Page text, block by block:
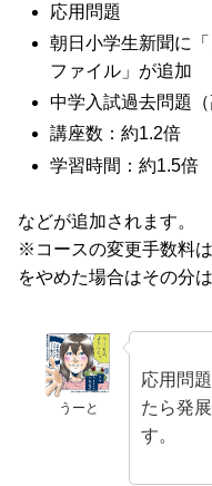
応用問題
朝日小学生新聞に
ファイル」が追加
中学入試過去問題（
講座数：約1.2倍
学習時間：約1.5倍
などが追加されます。
※コースの変更手数料
をやめた場合はその分
うーと
応用問
たら発
す。